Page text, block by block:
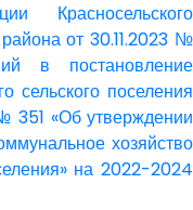
Красносельского
от 30.11.2023 №
в постановление
сельского поселения
351 «Об утверждении
хозяйство
на 2022-2024